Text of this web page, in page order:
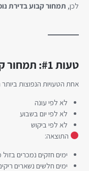
לכן, תמחור קבוע בדירת
טעות #1: תמחור קבוע לאורך זמן
אחת הטעויות הנפוצות
לא לפי עונה
לא לפי יום בשבוע
לא לפי ביקוש
התוצאה:
ימים חזקים נמכרים בזול
ימים חלשים נשארים